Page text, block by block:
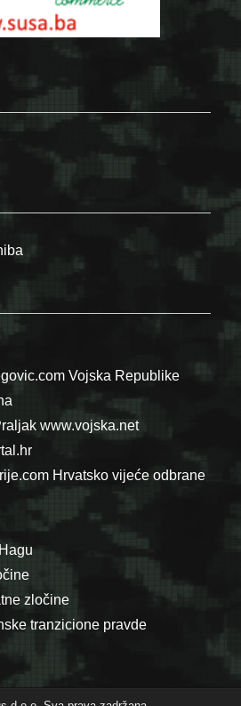
Vojska Republike
www.vojska.net
Hrvatsko vijeće odbrane
zločine
tranzicione pravde